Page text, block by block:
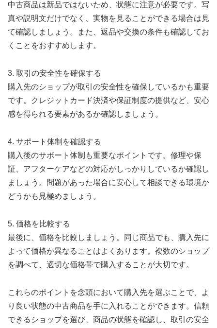
中古商品は新品ではないため、状態に注意が必要です。写
真や説明文だけでなく、実物を見ることができる場合は見
て確認しましょう。また、返品や交換の条件も確認してお
くことをおすすめします。
3. 取引の安全性を確保する
購入先のショップが取引の安全性を確保しているかも重要
です。クレジットカード決済や保証制度の提供など、安心
感を得られる要素があるか確認しましょう。
4. サポート体制を確認する
購入後のサポート体制も重要なポイントです。修理や保
証、アフターケアなどの対応がしっかりしているか確認し
ましょう。問題があった場合に安心して相談できる環境か
どうかも見極めましょう。
5. 価格を比較する
最後に、価格を比較しましょう。同じ商品でも、購入先に
よって価格が異なることはよくあります。複数のショップ
を調べて、適切な価格帯で購入することが大切です。
これらのポイントを念頭において購入先を選ぶことで、よ
り良い状態の中古商品を手に入れることができます。信頼
できるショップを選び、商品の状態を確認し、取引の安全